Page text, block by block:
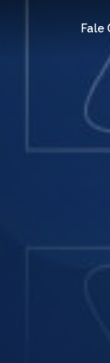
Fale